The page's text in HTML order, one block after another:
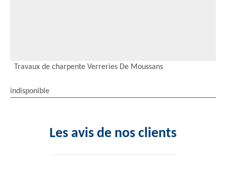
Travaux de charpente Verreries De Moussans
indisponible
Les avis de nos clients